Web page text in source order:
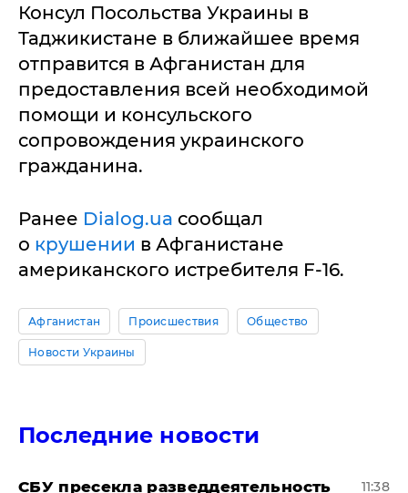
Консул Посольства Украины в
Таджикистане в ближайшее время
отправится в Афганистан для
предоставления всей необходимой
помощи и консульского
сопровождения украинского
гражданина.
Ранее Dialog.ua сообщал
о крушении в Афганистане
американского истребителя F-16.
Афганистан Происшествия Общество
Новости Украины
Последние новости
СБУ пресекла разведдеятельность
11:38